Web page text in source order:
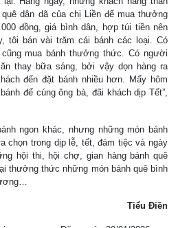
dân dã của chị Liền để mua thưởng
đồng, giá bình dân, hợp túi tiền nên
tôi bán vài trăm cái bánh các loại. Có
mua bánh thưởng thức. Có người
thay bữa sáng, bởi vậy dọn hàng ra
đến đặt bánh nhiều hơn. Mấy hôm
để cúng ông bà, đãi khách dịp Tết”,
ngon khác, nhưng những món bánh
chọn trong dịp lễ, tết, đám tiệc và ngày
hội thi, hội chợ, gian hàng bánh quê
thưởng thức những món bánh quê bình
Tiểu Điền